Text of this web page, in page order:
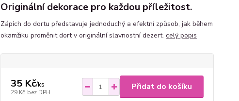
Originální dekorace pro každou příležitost.
Zápich do dortu představuje jednoduchý a efektní způsob, jak během
okamžiku proměnit dort v originální slavnostní dezert. celý popis
35 Kč/ks
29 Kč bez DPH
Přidat do košíku